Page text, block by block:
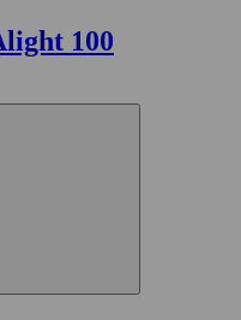
100